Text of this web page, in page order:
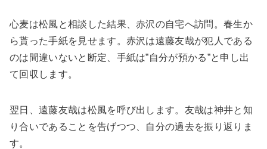
心麦は松風と相談した結果、赤沢の自宅へ訪問。春生か
ら貰った手紙を見せます。赤沢は遠藤友哉が犯人である
のは間違いないと断定、手紙は”自分が預かる”と申し出
て回収します。
翌日、遠藤友哉は松風を呼び出します。友哉は神井と知
り合いであることを告げつつ、自分の過去を振り返りま
す。